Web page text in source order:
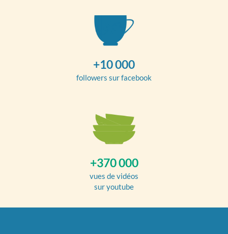
+10 000
followers sur facebook
+370 000
vues de vidéos
sur youtube